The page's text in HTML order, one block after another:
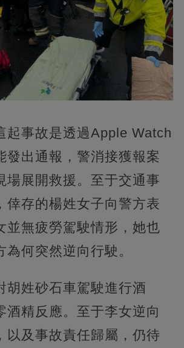
起事故是透過Apple Watch
發出通報，警消接獲報案
場展開救援。至于交通事
倖存的楊姓女子向警方表
並無疲勞駕駛情形，她也
為何突然逆向行駛。
胡姓砂石車駕駛進行酒
酒精反應。至于李女逆向
以及事故責任歸屬，仍待